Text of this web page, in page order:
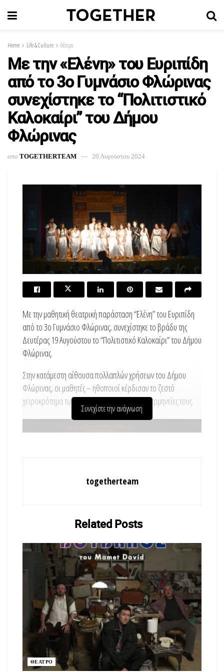
Home Life & Culture Θέατρο
Με την «Ελένη» του Ευριπίδη
από το 3ο Γυμνάσιο Φλώρινας
συνεχίστηκε το “Πολιτιστικό
Καλοκαίρι” του Δήμου
Φλώρινας
απο TOGETHERTEAM 20 Αυγούστου 2024
Με την μαθητική θεατρική παράσταση “Ελένη” του Ευριπίδη
από το 3ο Γυμνάσιο Φλώρινας, συνεχίστηκε το βράδυ της
Δευτέρας 19 Αυγούστου το “Πολιτιστικό Καλοκαίρι” του Δήμου
Φλώρινας.
Στην κατάμεστη αίθουσα πολλαπλών χρήσεων του Δήμου
Φλώρινας, οι μαθητές – ηθοποιοί κέρδισαν το ζεστό
χειροκρότημα των θεατών για τις εξαιρετικές ερμηνείες τους.
Συνεχίστε την ανάγνωση
togetherteam
RelatedPosts
ΘΕΑΤΡΟ